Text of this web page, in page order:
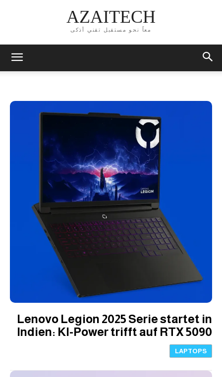
AZAITECH
معاً نحو مستقبل تقني أذكى
Lenovo Legion 2025 Serie startet in
Indien: KI-Power trifft auf RTX 5090
LAPTOPS